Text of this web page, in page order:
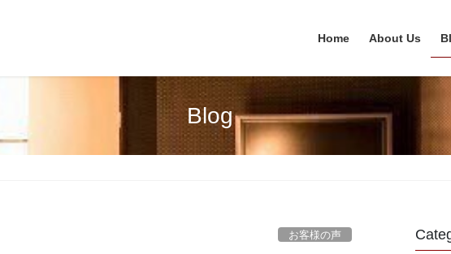
Home About Us
Blog
お客様の声